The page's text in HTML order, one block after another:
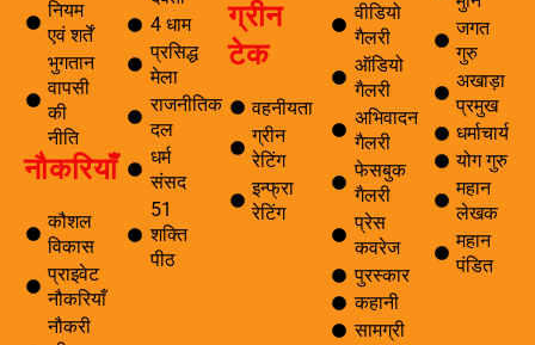
नियम
एवं शर्तें
भुगतान
वापसी
की
नीति
नौकरियाँ
कौशल
विकास
प्राइवेट
नौकरियाँ
नौकरी
4 धाम
प्रसिद्ध
मेला
राजनीतिक
दल
धर्म
संसद
51
शक्ति
पीठ
ग्रीन
टेक
वहनीयता
ग्रीन
रेटिंग
इन्फ्रा
रेटिंग
वीडियो
गैलरी
ऑडियो
गैलरी
अभिवादन
गैलरी
फेसबुक
गैलरी
प्रेस
कवरेज
पुरस्कार
कहानी
सामग्री
जगत
गुरु
अखाड़ा
प्रमुख
धर्माचार्य
योग गुरु
महान
लेखक
महान
पंडित